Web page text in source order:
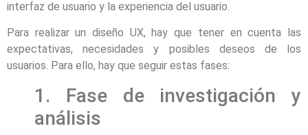
interfaz de usuario y la experiencia del usuario.
Para realizar un diseño UX, hay que tener en cuenta las
expectativas, necesidades y posibles deseos de los
usuarios. Para ello, hay que seguir estas fases:
1. Fase de investigación y
análisis